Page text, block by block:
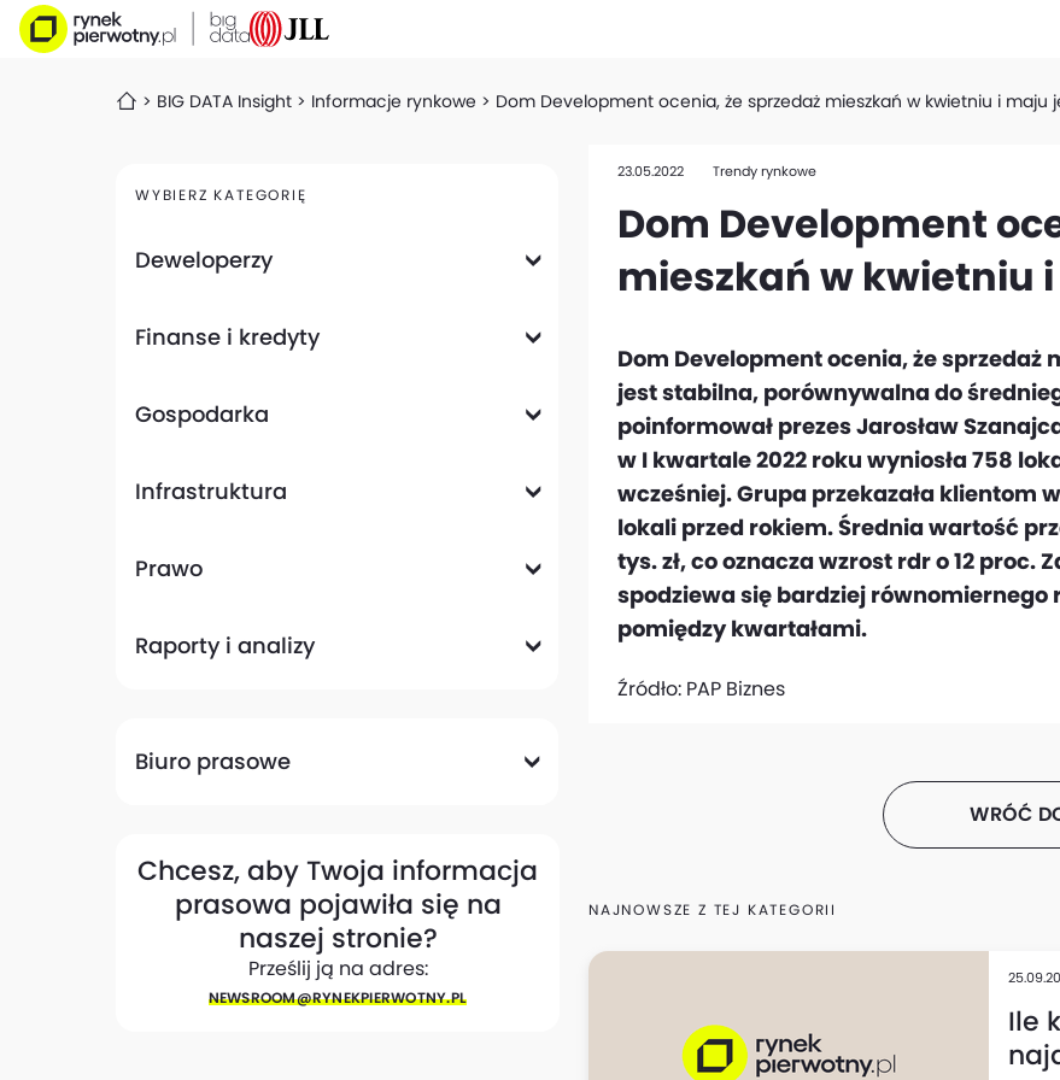
BIG DATA Insight Informacje rynkowe Dom Development ocenia, że sprzedaż mieszkań w kwietniu i maju
WYBIERZ KATEGORIĘ
Deweloperzy
Finanse i kredyty
Gospodarka
Infrastruktura
Prawo
Raporty i analizy
Biuro prasowe
Chcesz, aby Twoja informacja
prasowa pojawiła się na
naszej stronie?
Prześlij ją na adres:
NEWSROOM@​RYNEKPIERWOTNY.PL
23.05.2022 Trendy rynkowe
Dom Development
mieszkań w kwietniu
Dom Development ocenia, że
jest stabilna, porównywalna do
poinformował prezes Jarosław
w I kwartale 2022 roku wyniosła 758
wcześniej. Grupa przekazała klientom
lokali przed rokiem. Średnia wartość
tys. zł, co oznacza wzrost rdr o 12 proc.
spodziewa się bardziej równomiernego
pomiędzy kwartałami.
Źródło: PAP Biznes
WRÓĆ
NAJNOWSZE Z TEJ KATEGORII
Ile